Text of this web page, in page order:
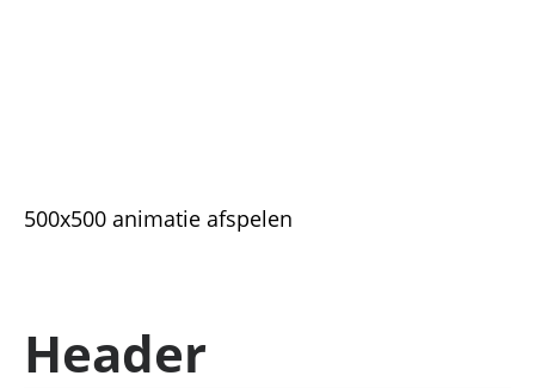
500x500 animatie afspelen
Header